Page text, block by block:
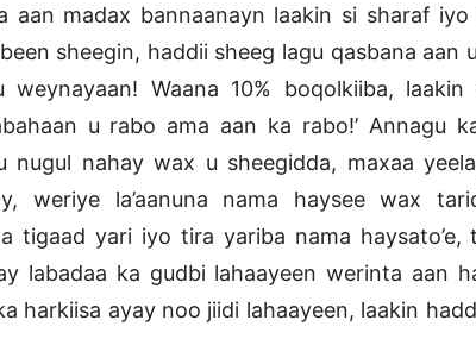
aan madax bannaanayn laakin si sharaf
sheegin, haddii sheeg lagu qasbana aan
weynayaan! Waana 10% boqolkiiba,
u rabo ama aan ka rabo!’ Annagu
nugul nahay wax u sheegidda, maxaa
weriye la’aanuna nama haysee wax
tigaad yari iyo tira yariba nama haysato’e,
labadaa ka gudbi lahaayeen werinta aan
harkiisa ayay noo jiidi lahaayeen, laakin